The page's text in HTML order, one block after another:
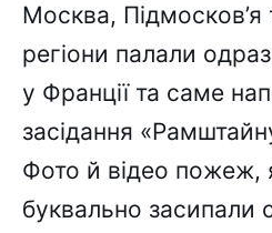
Москва, Підмосков’я
регіони палали
у Франції та саме
засідання
Фото й відео пожеж,
буквально засипали